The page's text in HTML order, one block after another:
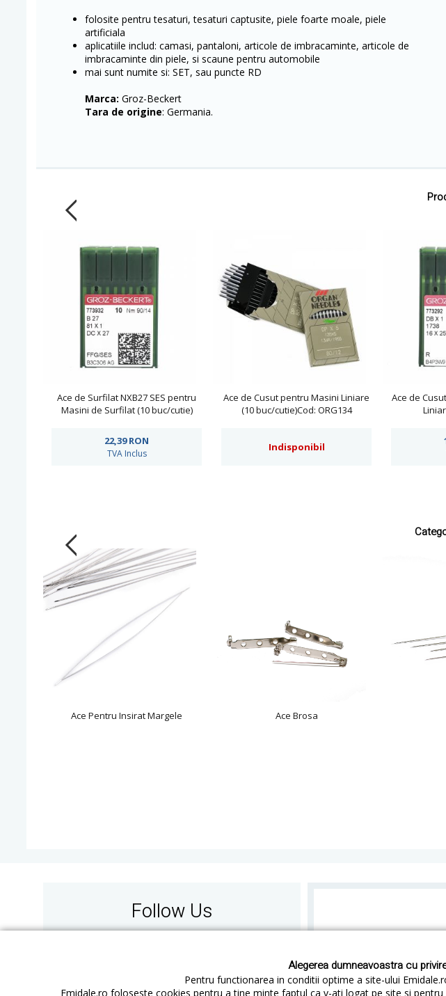
Alegerea dumneavoastra cu
Pentru functionarea in conditii optime a site-ului
Emidale.ro foloseste cookies pentru a tine minte faptul ca v-ati logat pe site si
folosite pentru tesaturi, tesaturi captusite, piele foarte moale, piele
artificiala
aplicatiile includ: camasi, pantaloni, articole de imbracaminte, articole de
imbracaminte din piele, si scaune pentru automobile
mai sunt numite si: SET, sau puncte RD
Marca: Groz-Beckert
Tara de origine: Germania.
Ace de Surfilat NXB27 SES pentru
Masini de Surfilat (10 buc/cutie)
22,39RON
TVA Inclus
Ace de Cusut pentru Masini Liniare
(10 buc/cutie)Cod: ORG134
Indisponibil
Ace de
Ace Pentru Insirat Margele Ace Brosa
Follow Us